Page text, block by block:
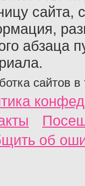
сайта,
абзаца
сайтов в
об